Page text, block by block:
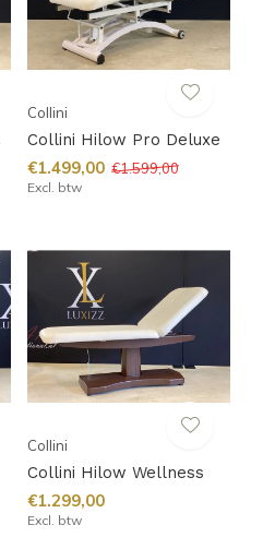
Collini
Collini Hilow Pro Deluxe
€1.499,00 €1.599,00
Excl. btw
Collini
Collini Hilow Wellness
€1.299,00
Excl. btw